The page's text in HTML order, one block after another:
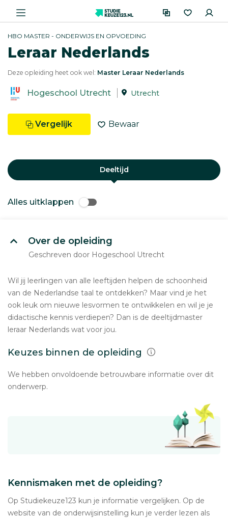
HBO MASTER - ONDERWIJS EN OPVOEDING
Leraar Nederlands
Deze opleiding heet ook wel: Master Leraar Nederlands
Hogeschool Utrecht Utrecht
Vergelijk Bewaar
Deeltijd
Alles uitklappen
Over de opleiding
Geschreven door Hogeschool Utrecht
Wil jij leerlingen van alle leeftijden helpen de schoonheid
van de Nederlandse taal te ontdekken? Maar vind je het
ook leuk om nieuwe lesvormen te ontwikkelen en wil je je
didactische kennis verdiepen? Dan is de deeltijdmaster
leraar Nederlands wat voor jou.
Keuzes binnen de opleiding
We hebben onvoldoende betrouwbare informatie over dit
onderwerp.
Kennismaken met de opleiding?
Op Studiekeuze123 kun je informatie vergelijken. Op de
website van de onderwijsinstelling kun je verder lezen als